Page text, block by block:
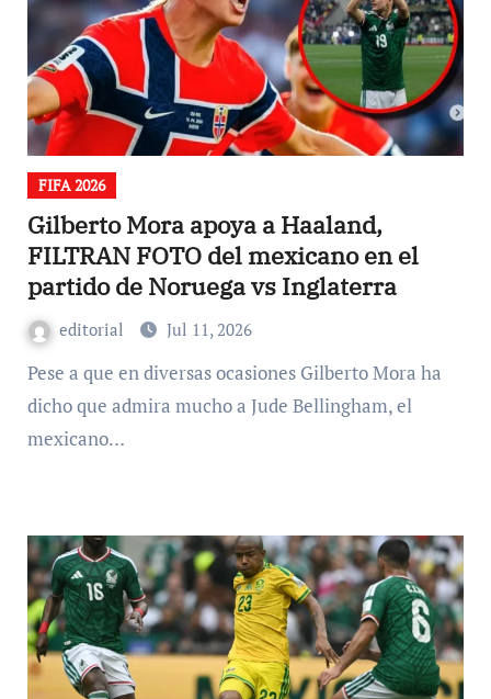
FIFA 2026
Gilberto Mora apoya a Haaland,
FILTRAN FOTO del mexicano en el
partido de Noruega vs Inglaterra
editorial Jul 11, 2026
Pese a que en diversas ocasiones Gilberto Mora ha
dicho que admira mucho a Jude Bellingham, el
mexicano…